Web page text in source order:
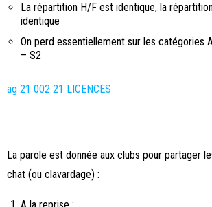
La répartition H/F est identique, la
identique
On perd essentiellement sur les catégories
– S2
ag 21 002 21 LICENCES
La parole est donnée aux clubs pour partager
chat (ou clavardage) :